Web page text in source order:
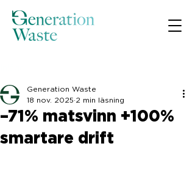
–71% matsvinn +100%
smartare drift
Generation Waste
18 nov. 2025 2 min läsning